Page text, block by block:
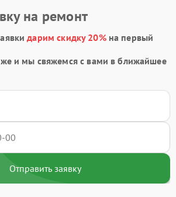
на ремонт
дарим скидку 20%на первый
и мы свяжемся с вами в ближайшее
Отправить заявку